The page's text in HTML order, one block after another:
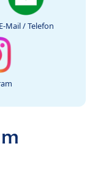
E-Mail / Telefon